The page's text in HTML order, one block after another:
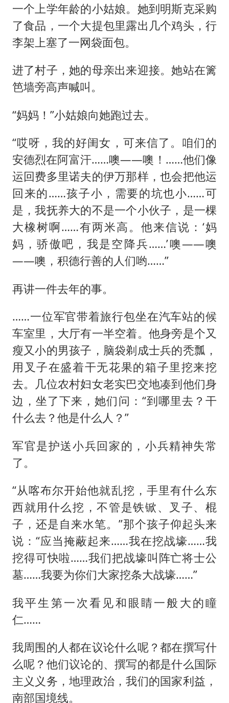
一个上学年龄的小姑娘。她到明斯克采购
了食品，一个大提包里露出几个鸡头，行
李架上塞了一网袋面包。
进了村子，她的母亲出来迎接。她站在篱
笆墙旁高声喊叫。
“妈妈！”小姑娘向她跑过去。
“哎呀，我的好闺女，可来信了。咱们的
安德烈在阿富汗……噢——噢！……他们像
运回费多里诺夫的伊万那样，也会把他运
回来的……孩子小，需要的坑也小……可
是，我抚养大的不是一个小伙子，是一棵
大橡树啊……有两米高。他来信说：‘妈
妈，骄傲吧，我是空降兵……’噢——噢
——噢，积德行善的人们哟……”
再讲一件去年的事。
……一位军官带着旅行包坐在汽车站的候
车室里，大厅有一半空着。他身旁是个又
瘦又小的男孩子，脑袋剃成士兵的秃瓢，
用叉子在盛着干无花果的箱子里挖来挖
去。几位农村妇女老实巴交地凑到他们身
边，坐了下来，她们问：“到哪里去？干
什么去？他是什么人？”
军官是护送小兵回家的，小兵精神失常
了。
“从喀布尔开始他就乱挖，手里有什么东
西就用什么挖，不管是铁锨、叉子、棍
子，还是自来水笔。”那个孩子仰起头来
说：“应当掩蔽起来……我在挖战壕……我
挖得可快啦……我们把战壕叫阵亡将士公
墓……我要为你们大家挖条大战壕……”
我平生第一次看见和眼睛一般大的瞳
仁……
我周围的人都在议论什么呢？都在撰写什
么呢？他们议论的、撰写的都是什么国际
主义义务，地理政治，我们的国家利益，
南部国境线。